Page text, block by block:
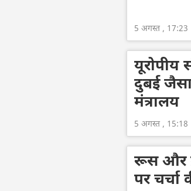
5 अगस्त , 17:23
दुबई
मंत्रालय
5 अगस्त , 15:18
रूस और
पर चर्चा